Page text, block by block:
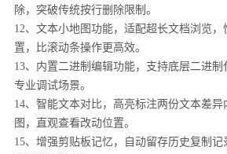
除，突破传统按行删除限制。
12、文本小地图功能，适配超长文档浏览
置，比滚动条操作更高效。
13、内置二进制编辑功能，支持底层二进
专业调试场景。
14、智能文本对比，高亮标注两份文本差
图，直观查看改动位置。
15、增强剪贴板记忆，自动留存历史复制